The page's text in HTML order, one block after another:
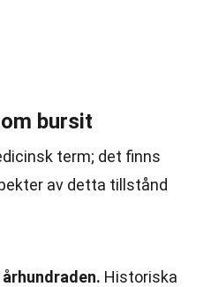
bursit
term; det finns
av detta tillstånd
Historiska